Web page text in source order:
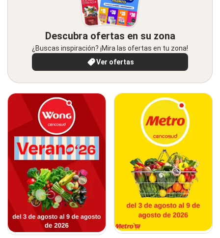
Descubra ofertas en su zona
¿Buscas inspiración? ¡Mira las ofertas en tu zona!
Ver ofertas